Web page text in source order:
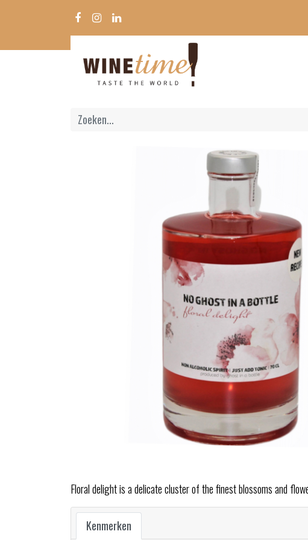
Floral delight is a delicate cluster of the finest blossoms and
Kenmerken